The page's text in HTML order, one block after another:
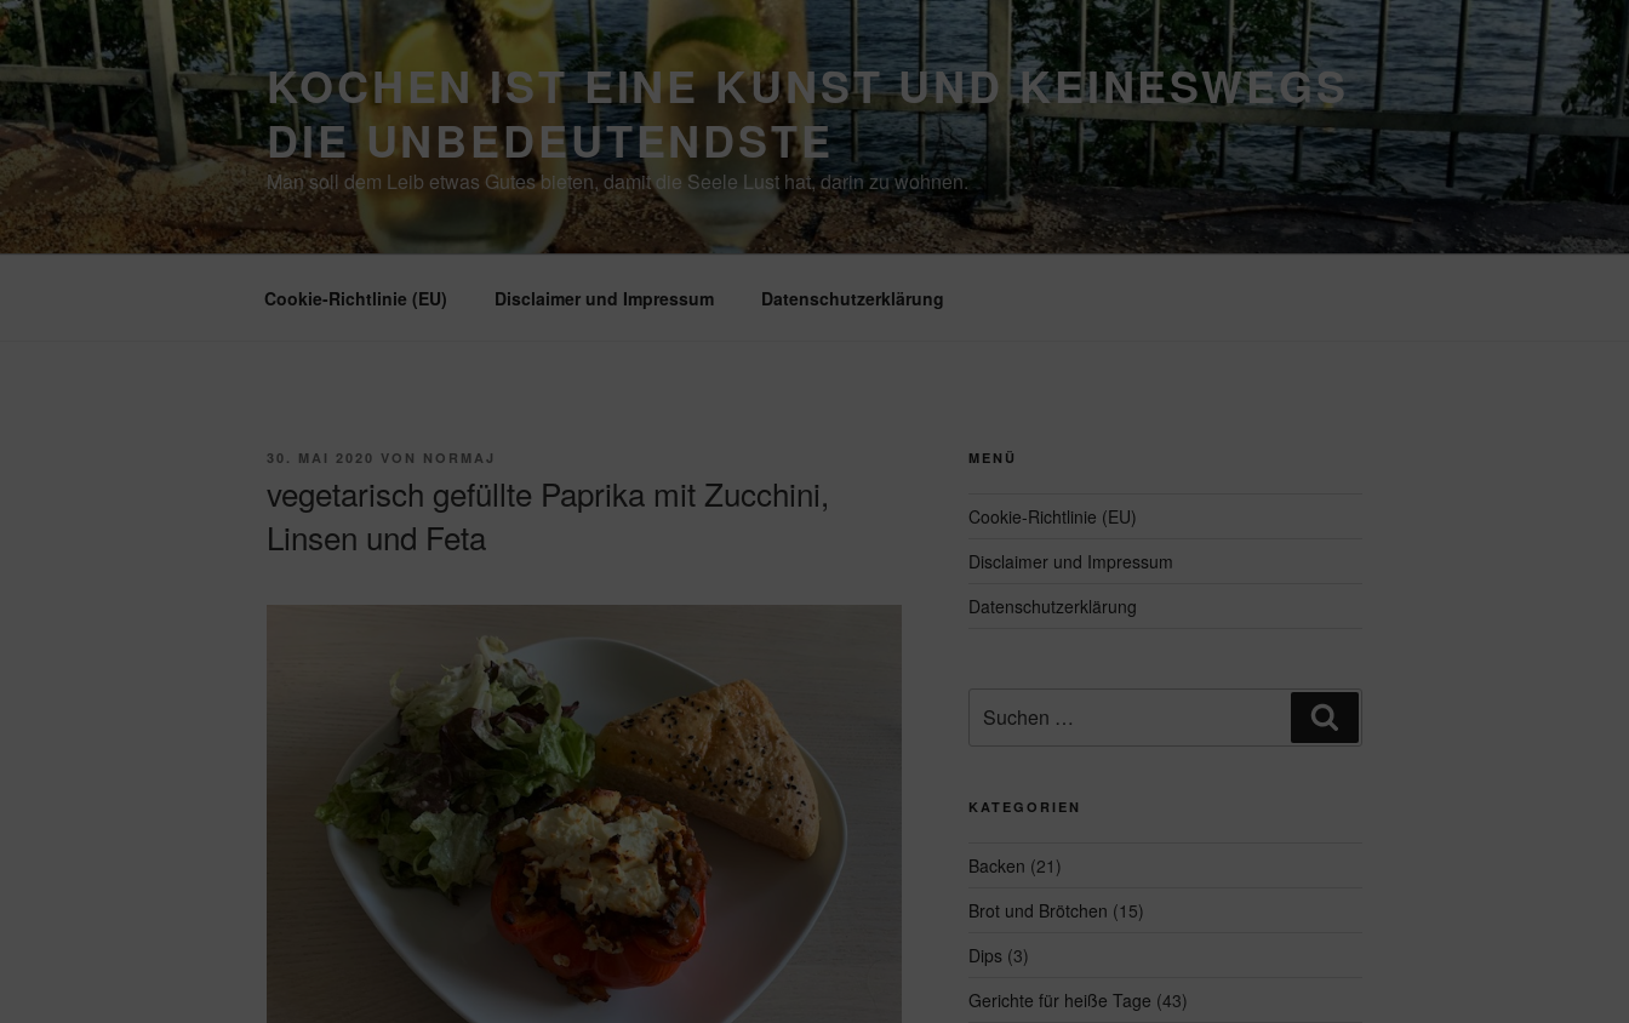
Zum
Inhalt
springen
KOCHEN IST EINE KUNST UND KEINESWEGS
DIE UNBEDEUTENDSTE
Man soll dem Leib etwas Gutes bieten, damit die Seele Lust hat, darin zu wohnen.
Cookie-Richtlinie (EU) Disclaimer und Impressum Datenschutzerklärung
VERÖFFENTLICHT
30. MAI 2020 VON NORMAJ
vegetarisch gefüllte Paprika mit Zucchini,
Linsen und Feta
MENÜ
Cookie-Richtlinie (EU)
Disclaimer und Impressum
Datenschutzerklärung
nach:
KATEGORIEN
Backen (21)
Brot und Brötchen (15)
Dips(3)
Gerichte für heiße Tage (43)